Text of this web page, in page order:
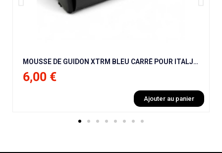
MOUSSE DE GUIDON XTRM BLEU CARRÉ POUR ITALJET MX50 9 CV / NRG / BHR / NRG / KRAFTMULLER
6,00 €
Ajouter au panier